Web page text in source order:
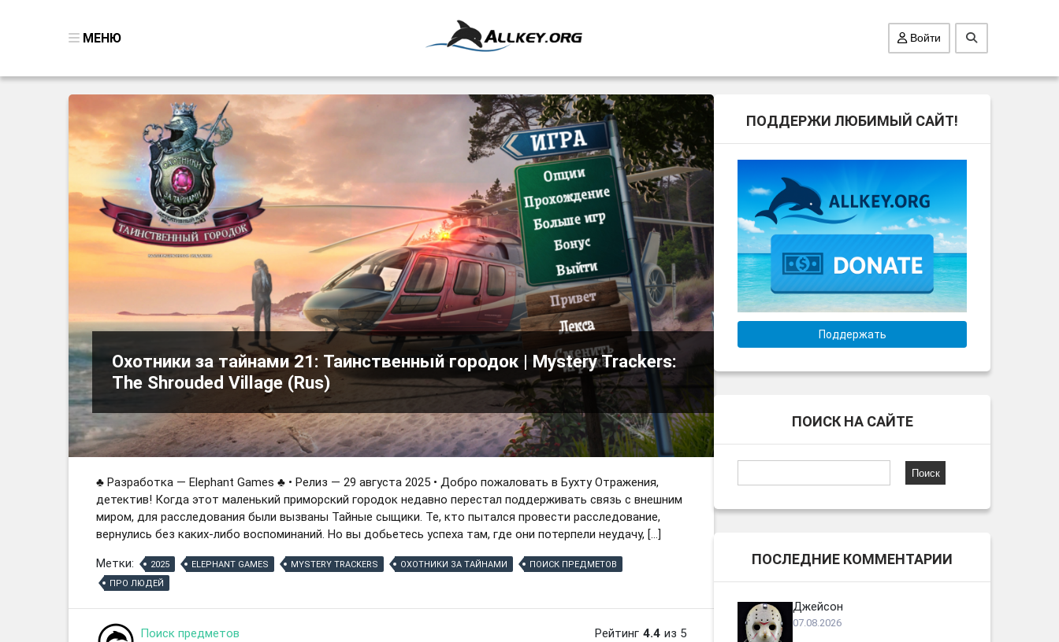
МЕНЮ
ВСЕ ИГРЫ
ПОИСК ПРЕДМЕТОВ
ГОЛОВОЛОМКИ
БИЗНЕС
ТРИ-В-РЯД
СТРАТЕГИИ
КАК СКАЧАТЬ
НОВОСТИ
Войти
Охотники за тайнами 21: Таинственный городок | Mystery Trackers:
The Shrouded Village (Rus)
♣ Разработка — Elephant Games ♣ • Релиз — 29 августа 2025 • Добро пожаловать в Бухту Отражения,
детектив! Когда этот маленький приморский городок недавно перестал поддерживать связь с внешним
миром, для расследования были вызваны Тайные сыщики. Те, кто пытался провести расследование,
вернулись без каких-либо воспоминаний. Но вы добьетесь успеха там, где они потерпели неудачу, […]
Метки: 2025 ELEPHANT GAMES MYSTERY TRACKERS ОХОТНИКИ ЗА ТАЙНАМИ
ПОИСК ПРЕДМЕТОВ
ПРО ЛЮДЕЙ
Поиск предметов
Рейтинг 4.4 из 5
ПОДДЕРЖИ ЛЮБИМЫЙ САЙТ!
Поддержать
ПОИСК НА САЙТЕ
ПОСЛЕДНИЕ КОММЕНТАРИИ
Джейсон
07.08.2026